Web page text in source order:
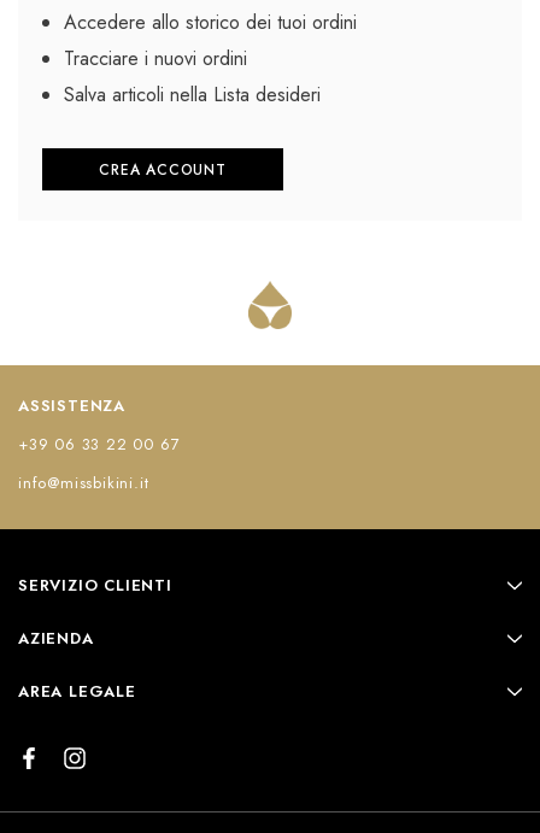
Accedere allo storico dei tuoi ordini
Tracciare i nuovi ordini
Salva articoli nella Lista desideri
CREA ACCOUNT
ASSISTENZA
+39 06 33 22 00 67
info@missbikini.it
SERVIZIO CLIENTI
AZIENDA
AREA LEGALE